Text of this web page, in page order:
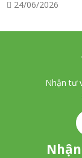
24/06/2026
Nhận tư